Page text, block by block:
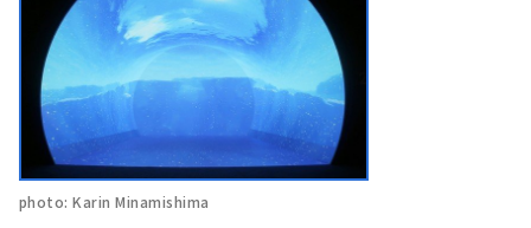
photo: Karin Minamishima